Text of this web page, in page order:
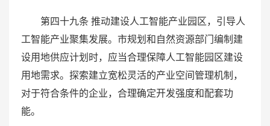
第四十九条 推动建设人工智能产业园区，引导人
工智能产业聚集发展。市规划和自然资源部门编制建
设用地供应计划时，应当合理保障人工智能园区建设
用地需求。探索建立宽松灵活的产业空间管理机制，
对于符合条件的企业，合理确定开发强度和配套功
能。